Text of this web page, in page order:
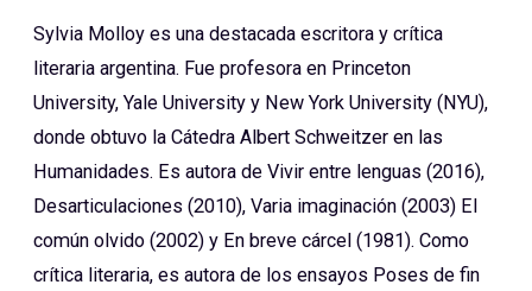
Sylvia Molloy es una destacada escritora y crítica
literaria argentina. Fue profesora en Princeton
University, Yale University y New York University (NYU),
donde obtuvo la Cátedra Albert Schweitzer en las
Humanidades. Es autora de Vivir entre lenguas (2016),
Desarticulaciones (2010), Varia imaginación (2003) El
común olvido (2002) y En breve cárcel (1981). Como
crítica literaria, es autora de los ensayos Poses de fin